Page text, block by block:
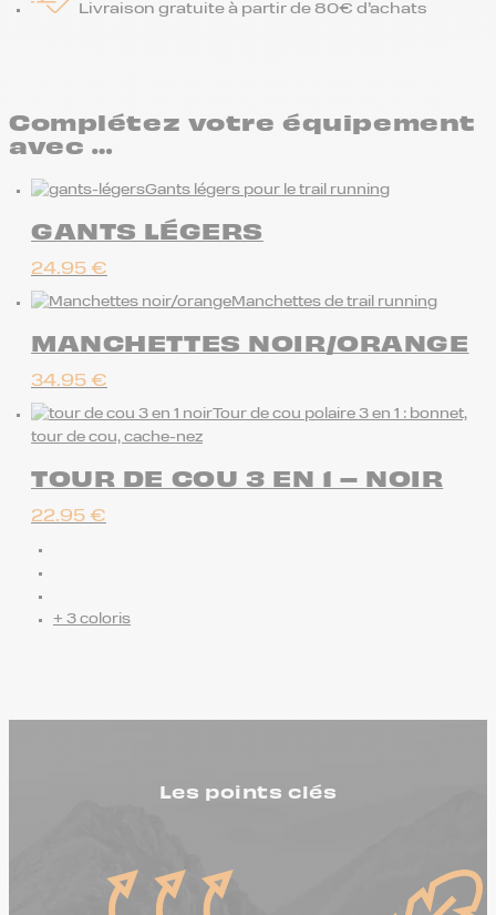
Livraison gratuite à partir de 80€ d’achats
Complétez votre équipement
avec …
Gants légers pour le trail running
GANTS LÉGERS
24.95 €
Manchettes de trail running
MANCHETTES NOIR/ORANGE
34.95 €
Tour de cou polaire 3 en 1 : bonnet,
tour de cou, cache-nez
TOUR DE COU 3 EN 1 – NOIR
22.95 €
+ 3 coloris
Les points clés